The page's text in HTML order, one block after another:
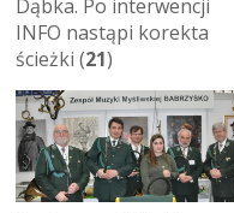
Dąbka. Po interwencji
INFO nastąpi korekta
ścieżki (21)